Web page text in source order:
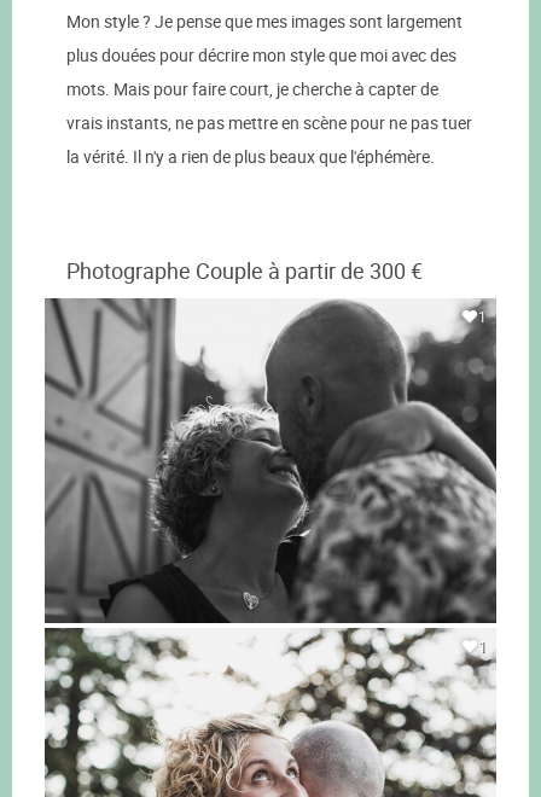
Mon style ? Je pense que mes images sont largement
plus douées pour décrire mon style que moi avec des
mots. Mais pour faire court, je cherche à capter de
vrais instants, ne pas mettre en scène pour ne pas tuer
la vérité. Il n'y a rien de plus beaux que l'éphémère.
Photographe Couple à partir de 300 €
1
1